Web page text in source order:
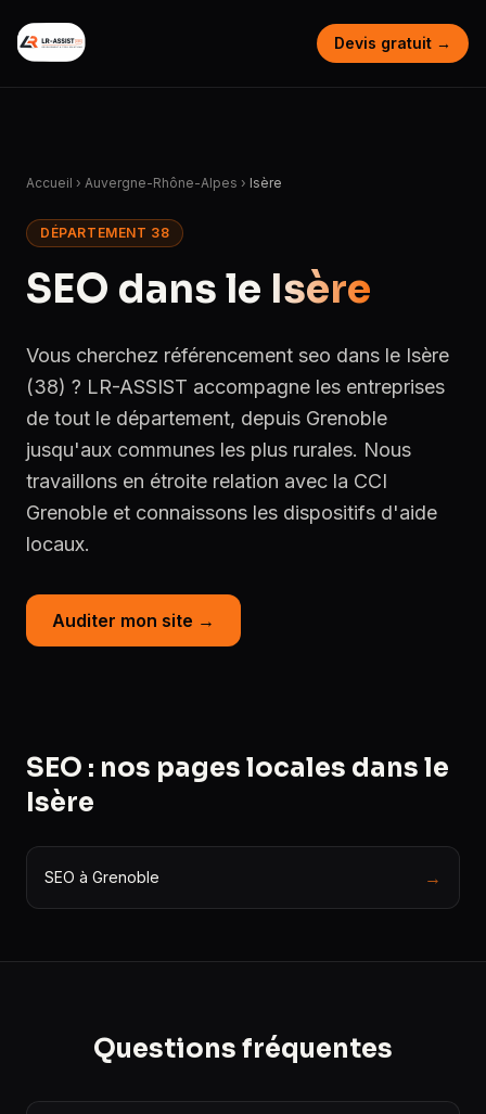
Devis gratuit →
Accueil › Auvergne-Rhône-Alpes › Isère
DÉPARTEMENT 38
SEO dans le Isère
Vous cherchez référencement seo dans le Isère
(38) ? LR-ASSIST accompagne les entreprises
de tout le département, depuis Grenoble
jusqu'aux communes les plus rurales. Nous
travaillons en étroite relation avec la CCI
Grenoble et connaissons les dispositifs d'aide
locaux.
Auditer mon site →
SEO : nos pages locales dans le
Isère
SEO à Grenoble →
Questions fréquentes